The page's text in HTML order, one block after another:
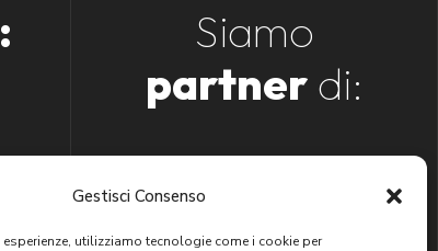
Gestisci Consenso
utilizziamo tecnologie come i cookie per
Siamo
partnerdi: